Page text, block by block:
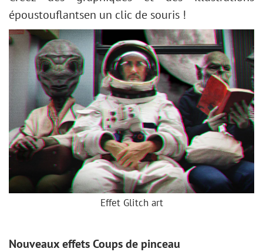
époustouflantsen un clic de souris !
Effet Glitch art
Nouveaux effets Coups de pinceau